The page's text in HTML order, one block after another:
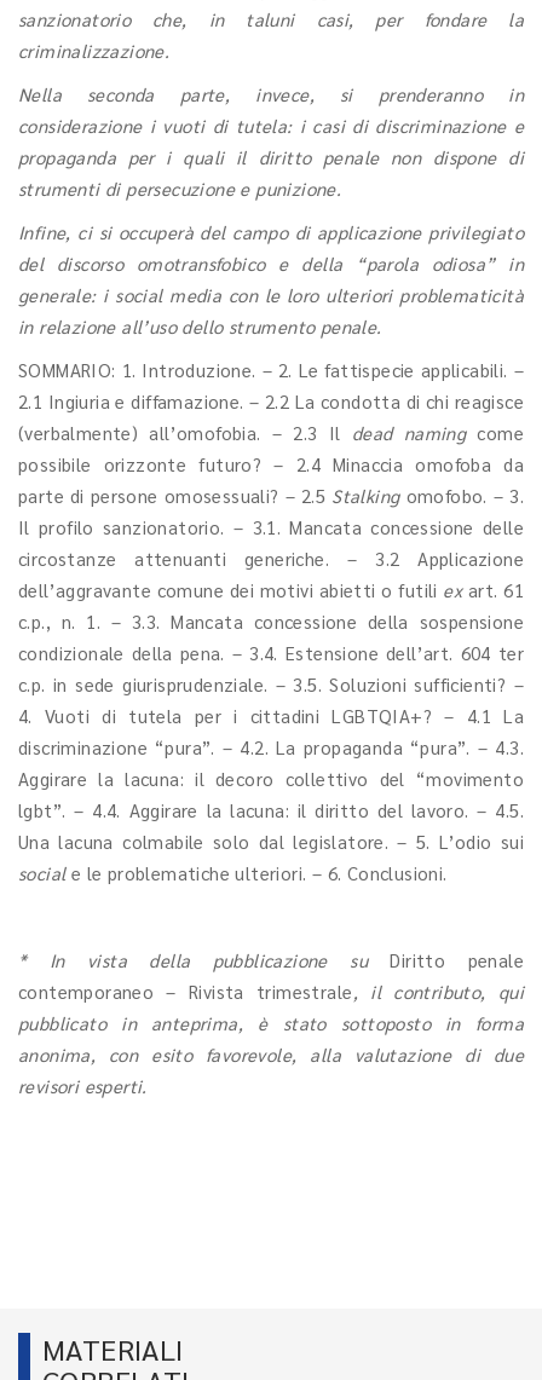
sanzionatorio che, in taluni casi, per fondare la
criminalizzazione.
Nella seconda parte, invece, si prenderanno in
considerazione i vuoti di tutela: i casi di discriminazione e
propaganda per i quali il diritto penale non dispone di
strumenti di persecuzione e punizione.
Infine, ci si occuperà del campo di applicazione privilegiato
del discorso omotransfobico e della “parola odiosa” in
generale: i social media con le loro ulteriori problematicità
in relazione all’uso dello strumento penale.
SOMMARIO: 1. Introduzione. – 2. Le fattispecie applicabili. –
2.1 Ingiuria e diffamazione. – 2.2 La condotta di chi reagisce
(verbalmente) all’omofobia. – 2.3 Il dead namingcome
possibile orizzonte futuro? – 2.4 Minaccia omofoba da
parte di persone omosessuali? – 2.5 Stalking omofobo. – 3.
Il profilo sanzionatorio. – 3.1. Mancata concessione delle
circostanze attenuanti generiche. – 3.2 Applicazione
dell’aggravante comune dei motivi abietti o futili exart. 61
c.p., n. 1. – 3.3. Mancata concessione della sospensione
condizionale della pena. – 3.4. Estensione dell’art. 604 ter
c.p. in sede giurisprudenziale. – 3.5. Soluzioni sufficienti? –
4. Vuoti di tutela per i cittadini LGBTQIA+? – 4.1 La
discriminazione “pura”. – 4.2. La propaganda “pura”. – 4.3.
Aggirare la lacuna: il decoro collettivo del “movimento
lgbt”. – 4.4. Aggirare la lacuna: il diritto del lavoro. – 4.5.
Una lacuna colmabile solo dal legislatore. – 5. L’odio sui
sociale le problematiche ulteriori. – 6. Conclusioni.
* In vista della pubblicazione suDiritto penale
contemporaneo – Rivista trimestrale, il contributo, qui
pubblicato in anteprima, è stato sottoposto in forma
anonima, con esito favorevole, alla valutazione di due
revisori esperti.
MATERIALI